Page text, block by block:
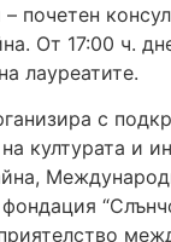
почетен
От 17:00 ч.
лауреатите.
с
културата и